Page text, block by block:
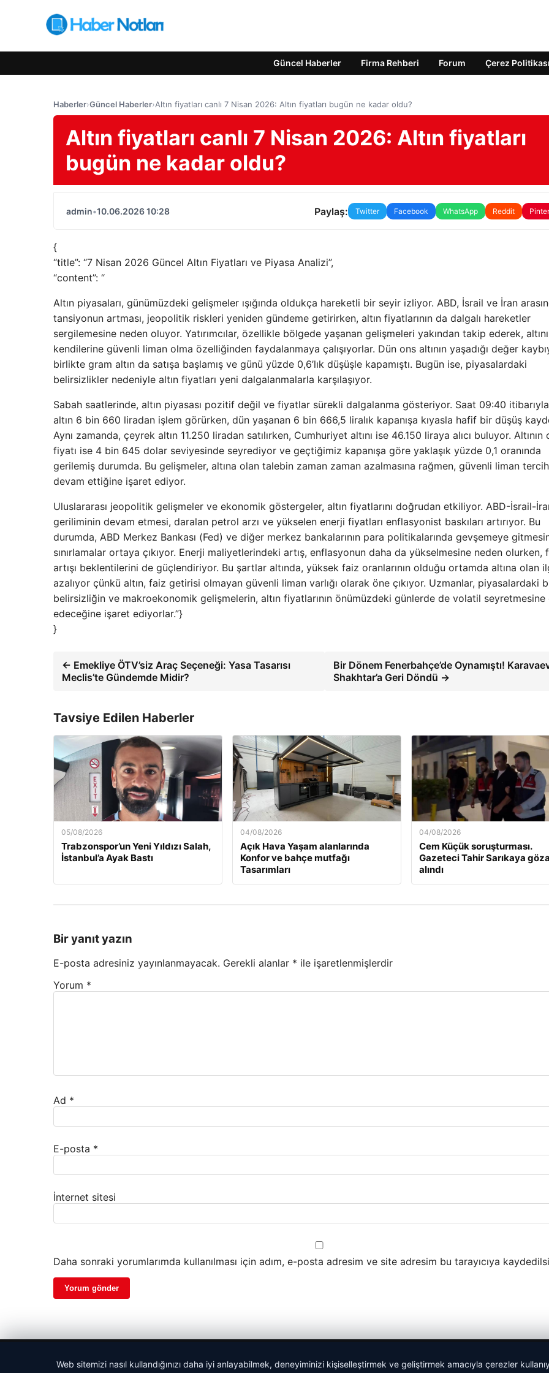
Güncel Haberler Firma Rehberi Forum Çerez Politikası
Haberler›Güncel Haberler›Altın fiyatları canlı 7 Nisan 2026: Altın fiyatları bugün ne kadar oldu?
Altın fiyatları canlı 7 Nisan 2026: Altın fiyatları
bugün ne kadar oldu?
admin•10.06.2026 10:28 Paylaş: Twitter Facebook WhatsApp Reddit
{
“title”: “7 Nisan 2026 Güncel Altın Fiyatları ve Piyasa Analizi”,
“content”: “
Altın piyasaları, günümüzdeki gelişmeler ışığında oldukça hareketli bir seyir izliyor. ABD, İsrail ve İran
tansiyonun artması, jeopolitik riskleri yeniden gündeme getirirken, altın fiyatlarının da dalgalı hareketler
sergilemesine neden oluyor. Yatırımcılar, özellikle bölgede yaşanan gelişmeleri yakından takip ederek,
kendilerine güvenli liman olma özelliğinden faydalanmaya çalışıyorlar. Dün ons altının yaşadığı değer
birlikte gram altın da satışa başlamış ve günü yüzde 0,6’lık düşüşle kapamıştı. Bugün ise, piyasalardaki
belirsizlikler nedeniyle altın fiyatları yeni dalgalanmalarla karşılaşıyor.
Sabah saatlerinde, altın piyasası pozitif değil ve fiyatlar sürekli dalgalanma gösteriyor. Saat 09:40
altın 6 bin 660 liradan işlem görürken, dün yaşanan 6 bin 666,5 liralık kapanışa kıyasla hafif bir düşüş
Aynı zamanda, çeyrek altın 11.250 liradan satılırken, Cumhuriyet altını ise 46.150 liraya alıcı buluyor. Altının
fiyatı ise 4 bin 645 dolar seviyesinde seyrediyor ve geçtiğimiz kapanışa göre yaklaşık yüzde 0,1 oranında
gerilemiş durumda. Bu gelişmeler, altına olan talebin zaman zaman azalmasına rağmen, güvenli liman
devam ettiğine işaret ediyor.
Uluslararası jeopolitik gelişmeler ve ekonomik göstergeler, altın fiyatlarını doğrudan etkiliyor. ABD-İsrail-
geriliminin devam etmesi, daralan petrol arzı ve yükselen enerji fiyatları enflasyonist baskıları artırıyor. Bu
durumda, ABD Merkez Bankası (Fed) ve diğer merkez bankalarının para politikalarında gevşemeye
sınırlamalar ortaya çıkıyor. Enerji maliyetlerindeki artış, enflasyonun daha da yükselmesine neden olurken,
artışı beklentilerini de güçlendiriyor. Bu şartlar altında, yüksek faiz oranlarının olduğu ortamda altına olan
azalıyor çünkü altın, faiz getirisi olmayan güvenli liman varlığı olarak öne çıkıyor. Uzmanlar, piyasalardaki
belirsizliğin ve makroekonomik gelişmelerin, altın fiyatlarının önümüzdeki günlerde de volatil seyretmesine
edeceğine işaret ediyorlar.”}
}
← Emekliye ÖTV’siz Araç Seçeneği: Yasa Tasarısı
Meclis’te Gündemde Midir?
Bir Dönem Fenerbahçe’de Oynamıştı!
Shakhtar’a Geri Döndü →
Tavsiye Edilen Haberler
05/08/2026
Trabzonspor’un Yeni Yıldızı Salah,
İstanbul’a Ayak Bastı
04/08/2026
Açık Hava Yaşam alanlarında
Konfor ve bahçe mutfağı
Tasarımları
04/08/2026
Cem Küçük soruşturması.
Gazeteci Tahir Sarıkaya
alındı
Bir yanıt yazın
E-posta adresiniz yayınlanmayacak. Gerekli alanlar * ile işaretlenmişlerdir
Yorum *
Ad *
E-posta *
İnternet sitesi
Daha sonraki yorumlarımda kullanılması için adım, e-posta adresim ve site adresim bu tarayıcıya
Web sitemizi nasıl kullandığınızı daha iyi anlayabilmek, deneyiminizi kişiselleştirmek ve geliştirmek amacıyla çerezler